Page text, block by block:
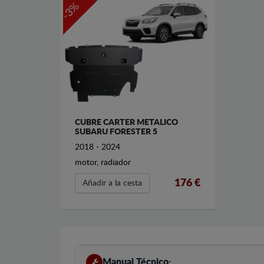
-3%
CUBRE CARTER METALICO
SUBARU FORESTER 5
2018 - 2024
motor, radiador
Añadir a la cesta 176 €